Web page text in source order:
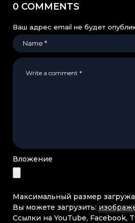
0 COMMENTS
Ваш адрес email не будет
Вложение
Максимальный размер
Вы можете загрузить:
Ссылки на YouTube, Facebook,